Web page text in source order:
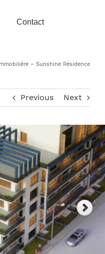
Contact
– Sunshine Résidence
Previous Next